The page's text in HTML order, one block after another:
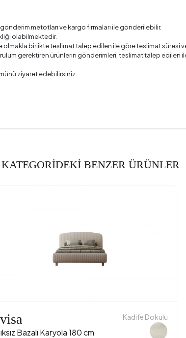
metotları ve kargo firmaları ile gönderilebilir.
olabilmektedir.
birlikte teslimat talep edilen ile göre teslimat
gerektiren ürünlerin gönderimleri, teslimat talep
ziyaret edebilirsiniz.
BENZER ÜRÜNLER
Bazalı Karyola 180 cm
Kadife Dokulu